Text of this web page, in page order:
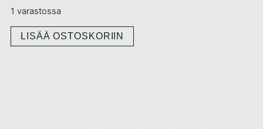
1 varastossa
LISÄÄ OSTOSKORIIN